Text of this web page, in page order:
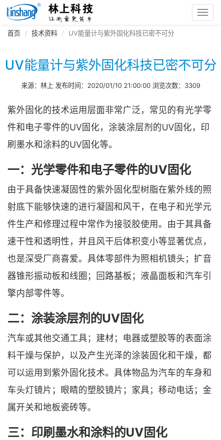
首页 技术资料 UV能量计与紫外固化科技已密不可分
UV能量计与紫外固化科技已密不可分
来源：林上 发布时间：2020/01/10 21:00:00 浏览次数：3309
紫外固化的技术运用层面非常广泛，常见的有光学零
件和电子零件的UV固化，涂装涂层剂的UV固化，印
刷墨水和涂料的UV固化等。
一：光学零件和电子零件的UV固化
由于具备快速凝固性的紫外固化型树脂在紫外线的照
射底下能够快速的进行凝固和风干，在电子和光学元
件生产和修理过程中常作为接驳胶使用。由于其具备
速干性和透明性，并且风干后体积变小等显著优点，
也是深受厂商喜爱。具体零部件为照相机镜头；扩音
器锥形振动板和线圈；回路基板；液晶面板和汽车引
擎内部零件等。
二：涂装涂层剂的UV固化
汽车或其他交通工具；建材；电器或塑胶等的表面涂
料干燥与保护，以及产生光泽的涂装固化和干燥，都
可以运用到紫外固化技术。具体物品为汽车的车身和
车头灯镜片；眼睛的塑胶镜片；家具；移动电话；金
属开关和地板瓷砖等。
三：印刷墨水和涂料的UV固化